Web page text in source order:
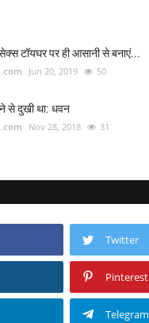
टॉयघर पर ही आसानी से बनाएं...
Jun 20, 2019 50
से दुखी था: धवन
Nov 28, 2018 31
Twitter
Pinterest
Telegram